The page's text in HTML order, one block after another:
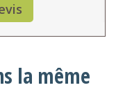
la même